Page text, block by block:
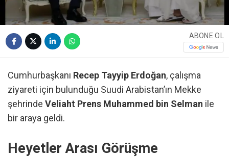
ABONE OL
Cumhurbaşkanı Recep Tayyip Erdoğan, çalışma
ziyareti için bulunduğu Suudi Arabistan’ın Mekke
şehrinde Veliaht Prens Muhammed bin Selman ile
bir araya geldi.
Heyetler Arası Görüşme